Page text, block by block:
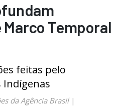
Temporal
feitas pelo
Indígenas
da Agência Brasil|